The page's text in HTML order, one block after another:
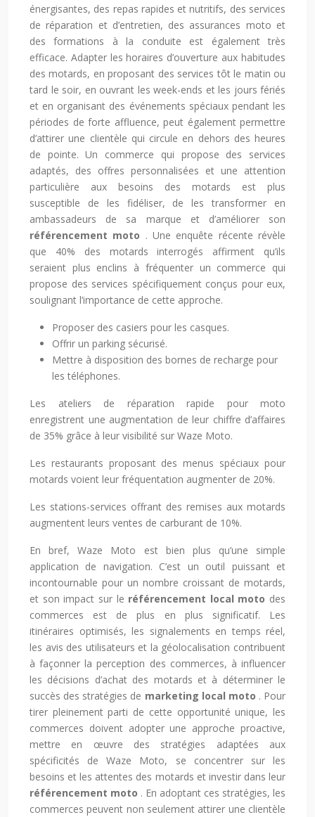
énergisantes, des repas rapides et nutritifs, des services
de réparation et d’entretien, des assurances moto et
des formations à la conduite est également très
efficace. Adapter les horaires d’ouverture aux habitudes
des motards, en proposant des services tôt le matin ou
tard le soir, en ouvrant les week-ends et les jours fériés
et en organisant des événements spéciaux pendant les
périodes de forte affluence, peut également permettre
d’attirer une clientèle qui circule en dehors des heures
de pointe. Un commerce qui propose des services
adaptés, des offres personnalisées et une attention
particulière aux besoins des motards est plus
susceptible de les fidéliser, de les transformer en
ambassadeurs de sa marque et d’améliorer son
référencement moto . Une enquête récente révèle
que 40% des motards interrogés affirment qu’ils
seraient plus enclins à fréquenter un commerce qui
propose des services spécifiquement conçus pour eux,
soulignant l’importance de cette approche.
Proposer des casiers pour les casques.
Offrir un parking sécurisé.
Mettre à disposition des bornes de recharge pour
les téléphones.
Les ateliers de réparation rapide pour moto
enregistrent une augmentation de leur chiffre d’affaires
de 35% grâce à leur visibilité sur Waze Moto.
Les restaurants proposant des menus spéciaux pour
motards voient leur fréquentation augmenter de 20%.
Les stations-services offrant des remises aux motards
augmentent leurs ventes de carburant de 10%.
En bref, Waze Moto est bien plus qu’une simple
application de navigation. C’est un outil puissant et
incontournable pour un nombre croissant de motards,
et son impact sur le référencement local moto des
commerces est de plus en plus significatif. Les
itinéraires optimisés, les signalements en temps réel,
les avis des utilisateurs et la géolocalisation contribuent
à façonner la perception des commerces, à influencer
les décisions d’achat des motards et à déterminer le
succès des stratégies de marketing local moto . Pour
tirer pleinement parti de cette opportunité unique, les
commerces doivent adopter une approche proactive,
mettre en œuvre des stratégies adaptées aux
spécificités de Waze Moto, se concentrer sur les
besoins et les attentes des motards et investir dans leur
référencement moto . En adoptant ces stratégies, les
commerces peuvent non seulement attirer une clientèle